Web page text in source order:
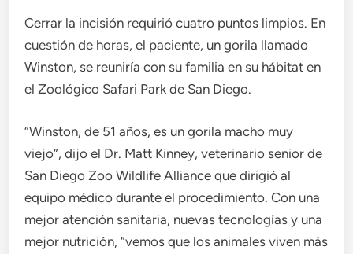
Cerrar la incisión requirió cuatro puntos limpios. En
cuestión de horas, el paciente, un gorila llamado
Winston, se reuniría con su familia en su hábitat en
el Zoológico Safari Park de San Diego.
“Winston, de 51 años, es un gorila macho muy
viejo”, dijo el Dr. Matt Kinney, veterinario senior de
San Diego Zoo Wildlife Alliance que dirigió al
equipo médico durante el procedimiento. Con una
mejor atención sanitaria, nuevas tecnologías y una
mejor nutrición, “vemos que los animales viven más